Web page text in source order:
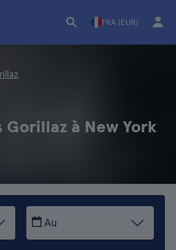
FRA (EUR)
Gorillaz à New York
Au